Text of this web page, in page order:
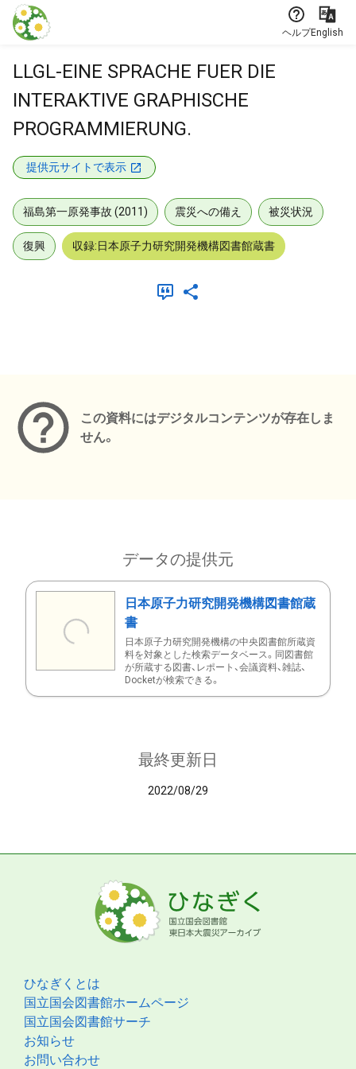
本文に飛ぶ
ヘルプEnglish
LLGL-EINE SPRACHE FUER DIE
INTERAKTIVE GRAPHISCHE
PROGRAMMIERUNG.
提供元サイトで表示
福島第一原発事故 (2011) 震災への備え 被災状況
復興 収録:日本原子力研究開発機構図書館蔵書
この資料にはデジタルコンテンツが存在しま
せん。
データの提供元
日本原子力研究開発機構図書館蔵
書
日本原子力研究開発機構の中央図書館所蔵資
料を対象とした検索データベース。同図書館
が所蔵する図書、レポート、会議資料、雑誌、
Docketが検索できる。
最終更新日
2022/08/29
ひなぎくとは
国立国会図書館ホームページ
国立国会図書館サーチ
お知らせ
お問い合わせ